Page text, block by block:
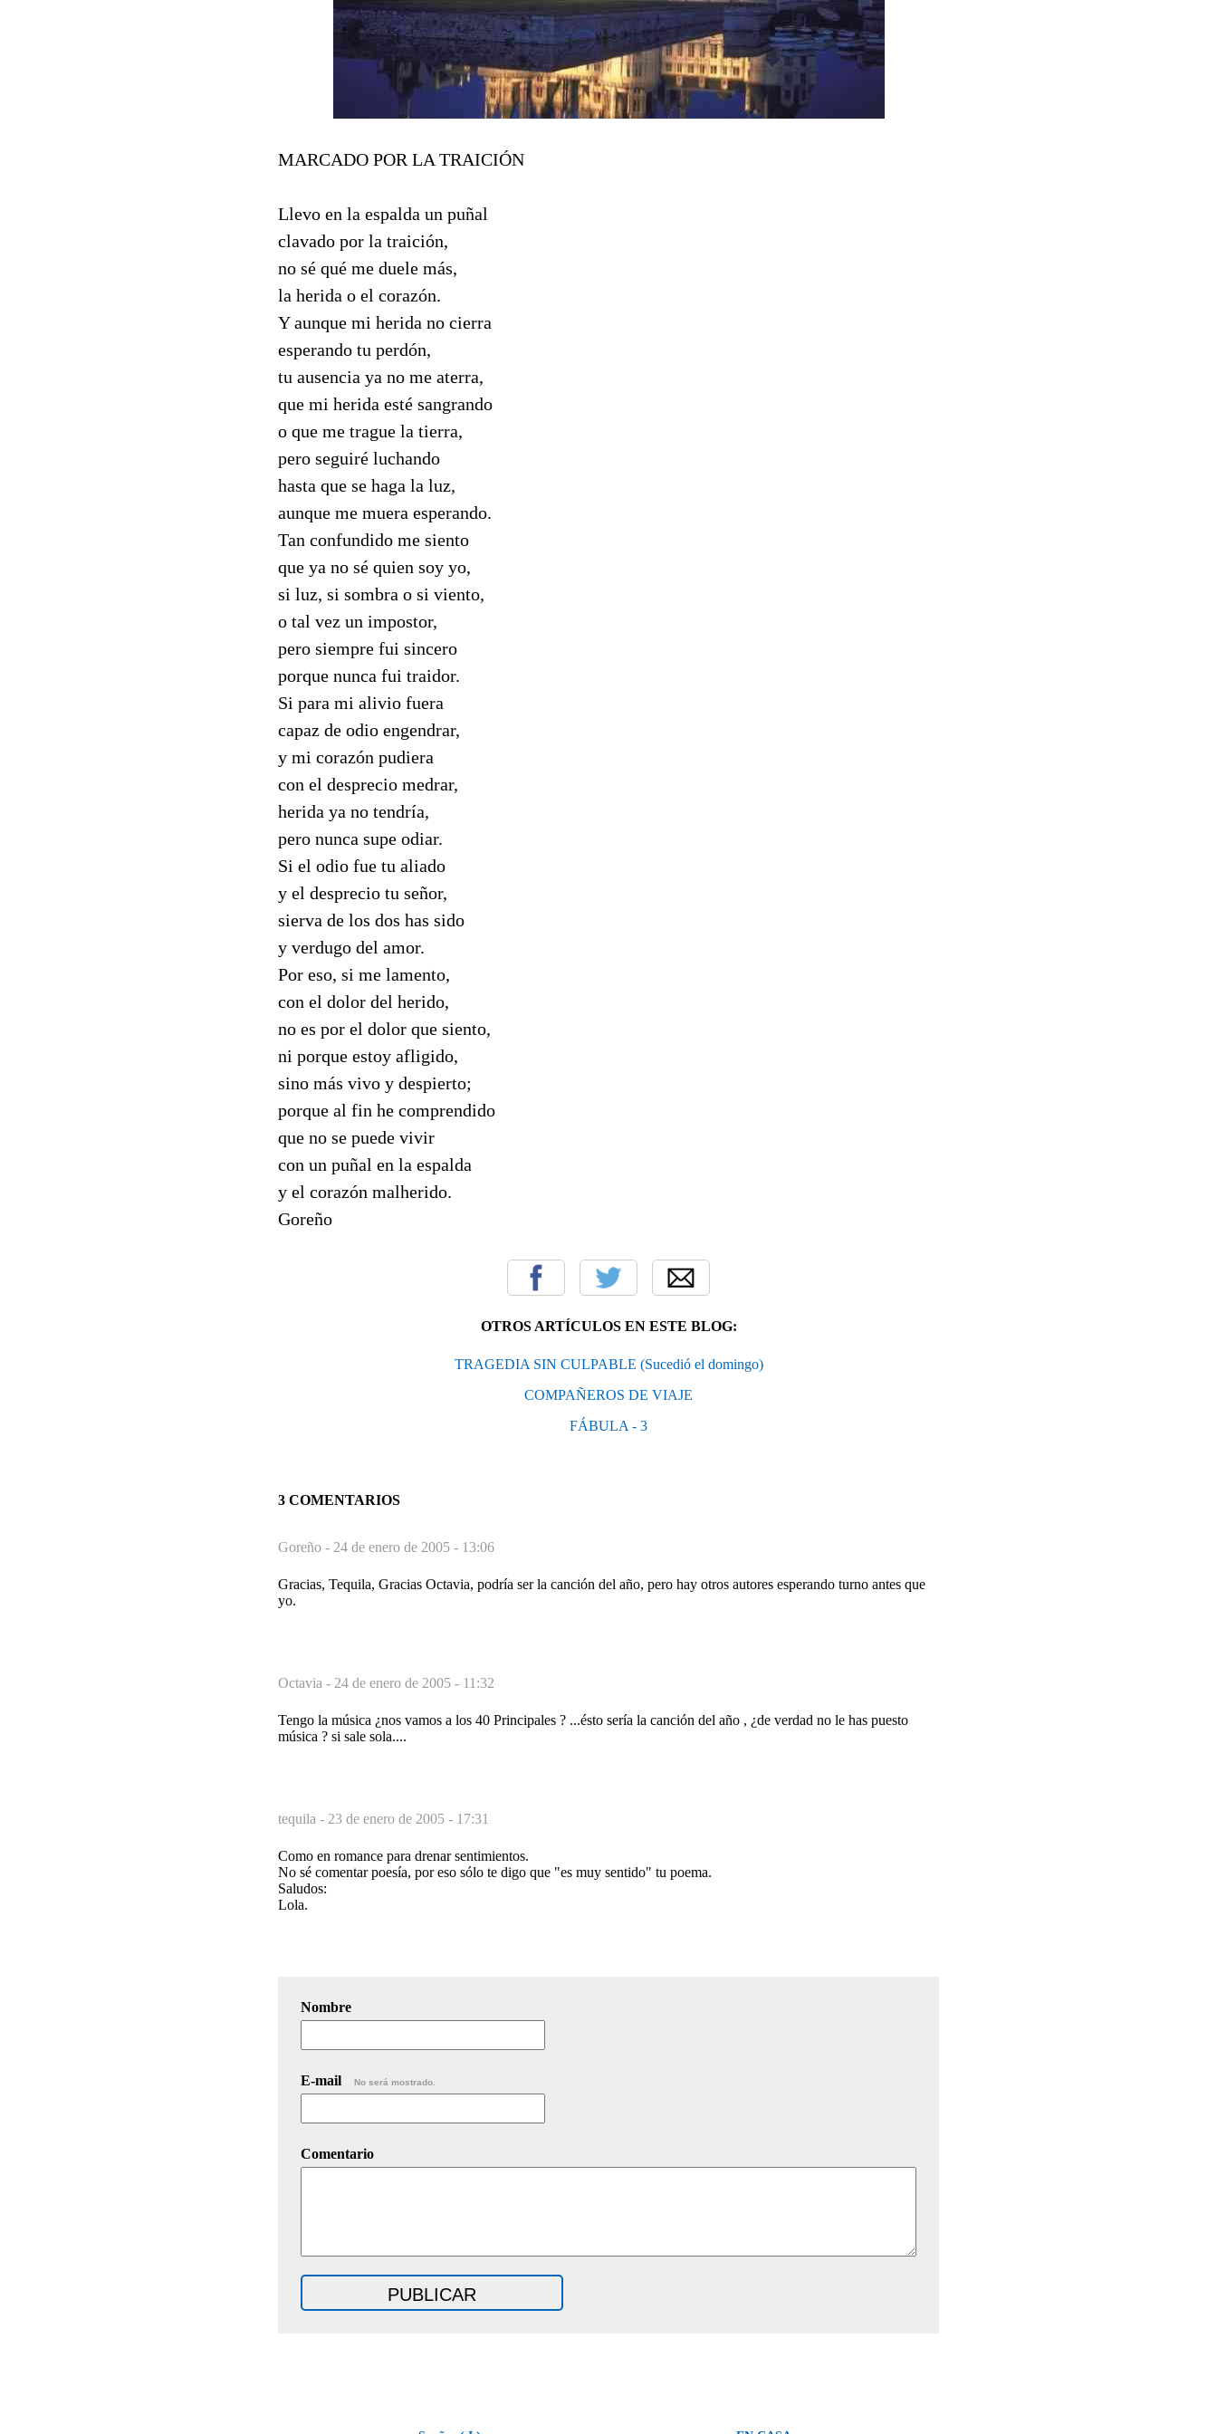
MARCADO POR LA TRAICIÓN
Llevo en la espalda un puñal
clavado por la traición,
no sé qué me duele más,
la herida o el corazón.
Y aunque mi herida no cierra
esperando tu perdón,
tu ausencia ya no me aterra,
que mi herida esté sangrando
o que me trague la tierra,
pero seguiré luchando
hasta que se haga la luz,
aunque me muera esperando.
Tan confundido me siento
que ya no sé quien soy yo,
si luz, si sombra o si viento,
o tal vez un impostor,
pero siempre fui sincero
porque nunca fui traidor.
Si para mi alivio fuera
capaz de odio engendrar,
y mi corazón pudiera
con el desprecio medrar,
herida ya no tendría,
pero nunca supe odiar.
Si el odio fue tu aliado
y el desprecio tu señor,
sierva de los dos has sido
y verdugo del amor.
Por eso, si me lamento,
con el dolor del herido,
no es por el dolor que siento,
ni porque estoy afligido,
sino más vivo y despierto;
porque al fin he comprendido
que no se puede vivir
con un puñal en la espalda
y el corazón malherido.
Goreño
OTROS ARTÍCULOS EN ESTE BLOG:
TRAGEDIA SIN CULPABLE (Sucedió el domingo)
COMPAÑEROS DE VIAJE
FÁBULA - 3
3 COMENTARIOS
Goreño - 24 de enero de 2005 - 13:06
Gracias, Tequila, Gracias Octavia, podría ser la canción del año, pero hay otros autores esperando turno antes que
yo.
Octavia - 24 de enero de 2005 - 11:32
Tengo la música ¿nos vamos a los 40 Principales ? ...ésto sería la canción del año , ¿de verdad no le has puesto
música ? si sale sola....
tequila - 23 de enero de 2005 - 17:31
Como en romance para drenar sentimientos.
No sé comentar poesía, por eso sólo te digo que "es muy sentido" tu poema.
Saludos:
Lola.
Nombre
E-mail No será mostrado.
Comentario